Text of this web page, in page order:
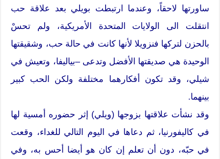
ساورتها لاحقاً، وعندما ارتبطت بويلي بعد علاقة حب
انتقلت الى الولايات المتحدة الأمريكية، ولم تحسْ
بالحزن لتركها فنزويلا لأنها كانت في حالة حب، وشقيقتها
الوحيدة هي صديقتها الأفضل وتدعى –بياليفا، وتعيش في
شيلي، وقد تكون أفكارهما مختلفة ولكن الحب كبير
بينهما.
وقد نشأت علاقتها بزوجها (ويلي) إثر حضوره أمسية لها
في كاليفورنيا، ثم دعاها في اليوم التالي للغداء، وقعت
في حبّه، دون أن تعلم إن كان هو أيضا أحس به، وفي